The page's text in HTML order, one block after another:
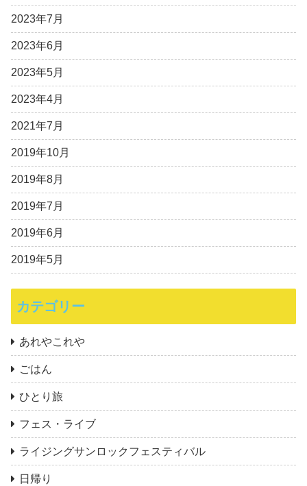
2023年7月
2023年6月
2023年5月
2023年4月
2021年7月
2019年10月
2019年8月
2019年7月
2019年6月
2019年5月
カテゴリー
あれやこれや
ごはん
ひとり旅
フェス・ライブ
ライジングサンロックフェスティバル
日帰り